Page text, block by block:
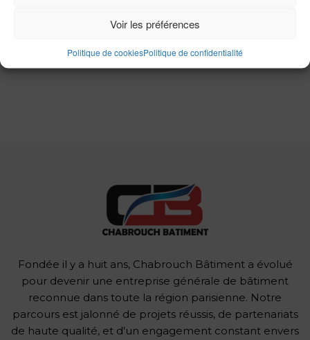
Voir les préférences
Politique de cookiesPolitique de confidentialité
Aucune catégorie
Fondée il y a huit ans, Chabrouch Bâtiment a évolué
pour devenir une entreprise générale de bâtiment
reconnue dans toute la région parisienne. Notre
parcours est jalonné de projets réussis, de partenariats
de haute qualité, et d'un engagement constant envers